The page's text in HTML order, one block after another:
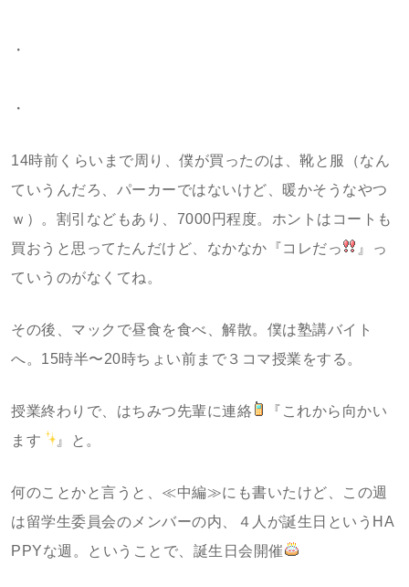
・
・
14時前くらいまで周り、僕が買ったのは、靴と服（なん
ていうんだろ、パーカーではないけど、暖かそうなやつ
ｗ）。割引などもあり、7000円程度。ホントはコートも
買おうと思ってたんだけど、なかなか『コレだっ
』っ
ていうのがなくてね。
その後、マックで昼食を食べ、解散。僕は塾講バイト
へ。15時半〜20時ちょい前まで３コマ授業をする。
授業終わりで、はちみつ先輩に連絡
『これから向かい
ます
』と。
何のことかと言うと、≪中編≫にも書いたけど、この週
は留学生委員会のメンバーの内、４人が誕生日というHA
PPYな週。ということで、誕生日会開催